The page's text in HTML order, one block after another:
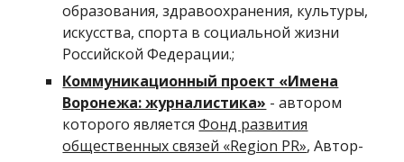
образования, здравоохранения, культуры,
искусства, спорта в социальной жизни
Российской Федерации.;
Коммуникационный проект «Имена
Воронежа: журналистика» - автором
которого являетсяФонд развития
общественных связей «Region PR», Автор-